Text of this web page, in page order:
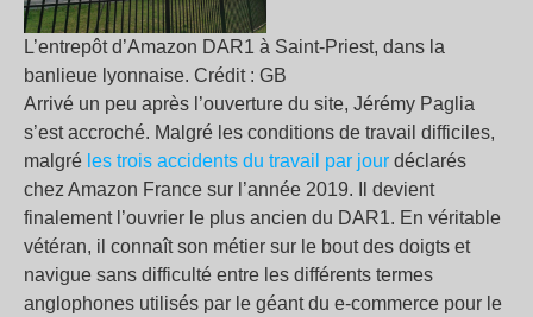
L’entrepôt d’Amazon DAR1 à Saint-Priest, dans la
banlieue lyonnaise. Crédit : GB
Arrivé un peu après l’ouverture du site, Jérémy Paglia
s’est accroché. Malgré les conditions de travail difficiles,
malgré les trois accidents du travail par jour déclarés
chez Amazon France sur l’année 2019. Il devient
finalement l’ouvrier le plus ancien du DAR1. En véritable
vétéran, il connaît son métier sur le bout des doigts et
navigue sans difficulté entre les différents termes
anglophones utilisés par le géant du e-commerce pour le